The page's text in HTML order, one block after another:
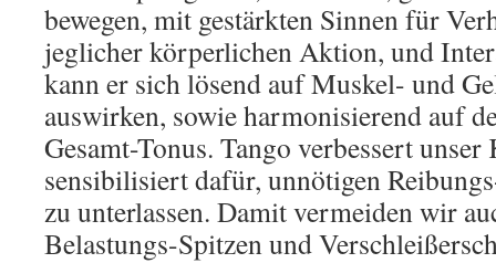
bewegen, mit gestärkten Sinnen für
jeglicher körperlichen Aktion, und
kann er sich lösend auf Muskel- und
auswirken, sowie harmonisierend auf
Gesamt-Tonus. Tango verbessert
sensibilisiert dafür, unnötigen
zu unterlassen. Damit vermeiden wir
Belastungs-Spitzen und